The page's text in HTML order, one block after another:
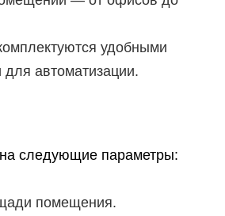
удобными
автоматизации.
на следующие параметры:
помещения.